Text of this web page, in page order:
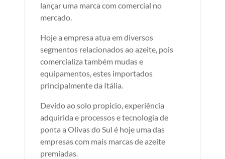
lançar uma marca com comercial no
mercado.
Hoje a empresa atua em diversos
segmentos relacionados ao azeite, pois
comercializa também mudas e
equipamentos, estes importados
principalmente da Itália.
Devido ao solo propicio, experiência
adquirida e processos e tecnologia de
ponta a Olivas do Sul é hoje uma das
empresas com mais marcas de azeite
premiadas.